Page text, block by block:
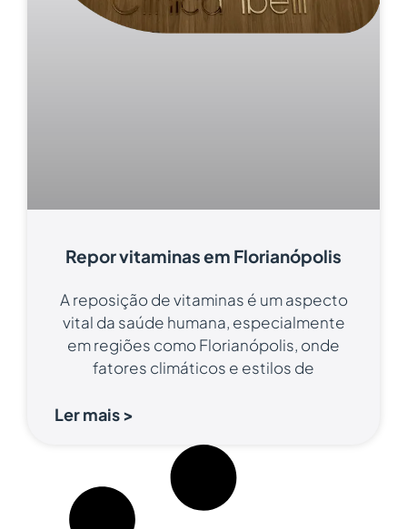
Repor vitaminas em Florianópolis
A reposição de vitaminas é um aspecto
vital da saúde humana, especialmente
em regiões como Florianópolis, onde
fatores climáticos e estilos de
Ler mais >